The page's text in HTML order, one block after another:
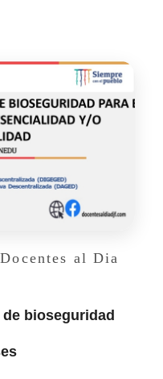
Docentes al Dia
bioseguridad